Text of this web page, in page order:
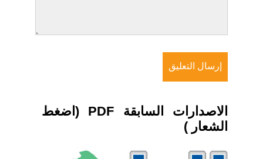
الاصدارات السابقة PDF (اضغط
الشعار )